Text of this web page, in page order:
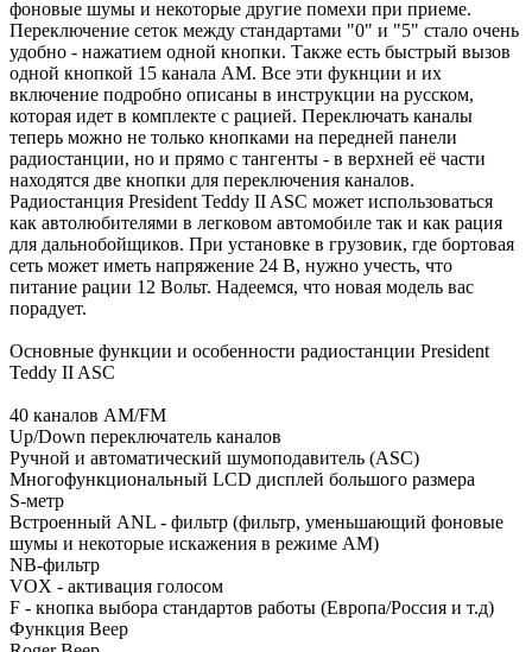
фоновые шумы и некоторые другие помехи при приеме.
Переключение сеток между стандартами "0" и "5" стало очень
удобно - нажатием одной кнопки. Также есть быстрый вызов
одной кнопкой 15 канала АМ. Все эти фукнции и их
включение подробно описаны в инструкции на русском,
которая идет в комплекте с рацией. Переключать каналы
теперь можно не только кнопками на передней панели
радиостанции, но и прямо с тангенты - в верхней её части
находятся две кнопки для переключения каналов.
Радиостанция President Teddy II ASC может использоваться
как автолюбителями в легковом автомобиле так и как рация
для дальнобойщиков. При установке в грузовик, где бортовая
сеть может иметь напряжение 24 В, нужно учесть, что
питание рации 12 Вольт. Надеемся, что новая модель вас
порадует.
Основные функции и особенности радиостанции President
Teddy II ASC
40 каналов АМ/FM
Up/Down переключатель каналов
Ручной и автоматический шумоподавитель (ASC)
Многофункциональный LCD дисплей большого размера
S-метр
Встроенный ANL - фильтр (фильтр, уменьшающий фоновые
шумы и некоторые искажения в режиме АМ)
NB-фильтр
VOX - активация голосом
F - кнопка выбора стандартов работы (Европа/Россия и т.д)
Функция Beep